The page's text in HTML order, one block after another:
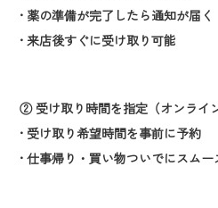
• 薬の準備が完了したら通知が届く
• 来店後すぐに受け取り可能
② 受け取り時間を指定（オンライ
• 受け取り希望時間を事前に予約
• 仕事帰り・買い物ついでにスム